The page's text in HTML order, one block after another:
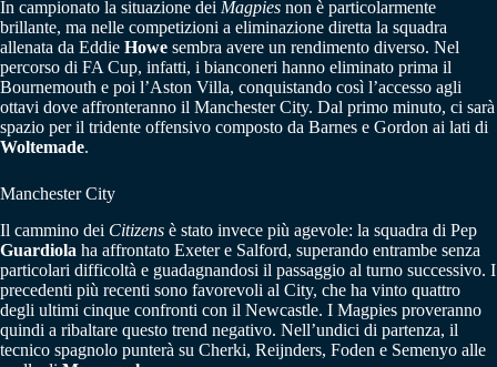
In campionato la situazione dei Magpies non è particolarmente
brillante, ma nelle competizioni a eliminazione diretta la squadra
allenata da Eddie Howe sembra avere un rendimento diverso. Nel
percorso di FA Cup, infatti, i bianconeri hanno eliminato prima il
Bournemouth e poi l’Aston Villa, conquistando così l’accesso agli
ottavi dove affronteranno il Manchester City. Dal primo minuto, ci sarà
spazio per il tridente offensivo composto da Barnes e Gordon ai lati di
Woltemade.
Manchester City
Il cammino dei Citizens è stato invece più agevole: la squadra di Pep
Guardiola ha affrontato Exeter e Salford, superando entrambe senza
particolari difficoltà e guadagnandosi il passaggio al turno successivo. I
precedenti più recenti sono favorevoli al City, che ha vinto quattro
degli ultimi cinque confronti con il Newcastle. I Magpies proveranno
quindi a ribaltare questo trend negativo. Nell’undici di partenza, il
tecnico spagnolo punterà su Cherki, Reijnders, Foden e Semenyo alle